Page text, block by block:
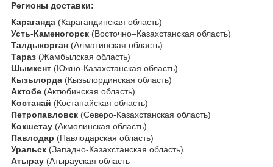
Регионы доставки:
Караганда (Карагандинская область)
Усть-Каменогорск (Восточно–Казахстанская область)
Талдыкорган (Алматинская область)
Тараз (Жамбылская область)
Шымкент (Южно-Казахстанская область)
Кызылорда (Кызылординская область)
Актобе (Актюбинская область)
Костанай (Костанайская область)
Петропавловск (Северо-Казахстанская область)
Кокшетау (Акмолинская область)
Павлодар (Павлодарская область)
Уральск (Западно-Казахстанская область)
Атырау (Атырауская область